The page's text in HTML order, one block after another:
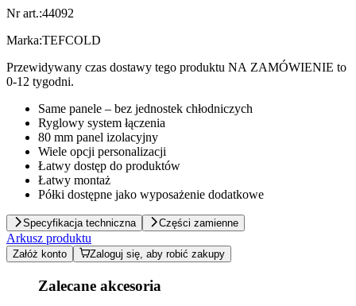
Nr art.:44092
Marka:TEFCOLD
Przewidywany czas dostawy tego produktu NA ZAMÓWIENIE to
0-12 tygodni.
Same panele – bez jednostek chłodniczych
Ryglowy system łączenia
80 mm panel izolacyjny
Wiele opcji personalizacji
Łatwy dostęp do produktów
Łatwy montaż
Półki dostępne jako wyposażenie dodatkowe
Specyfikacja techniczna Części zamienne
Arkusz produktu
Załóż konto Zaloguj się, aby robić zakupy
Zalecane akcesoria